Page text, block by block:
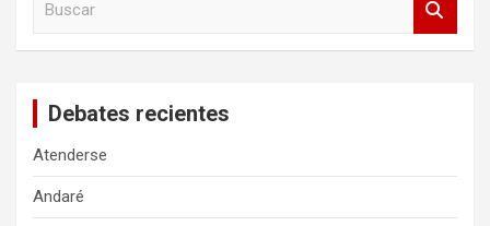
Debates recientes
Atenderse
Andaré